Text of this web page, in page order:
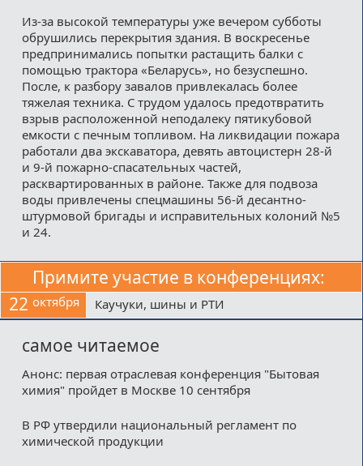
Из-за высокой температуры уже вечером субботы
обрушились перекрытия здания. В воскресенье
предпринимались попытки растащить балки с
помощью трактора «Беларусь», но безуспешно.
После, к разбору завалов привлекалась более
тяжелая техника. С трудом удалось предотвратить
взрыв расположенной неподалеку пятикубовой
емкости с печным топливом. На ликвидации пожара
работали два экскаватора, девять автоцистерн 28-й
и 9-й пожарно-спасательных частей,
расквартированных в районе. Также для подвоза
воды привлечены спецмашины 56-й десантно-
штурмовой бригады и исправительных колоний №5
и 24.
Примите участие в конференциях:
22 октября Каучуки, шины и РТИ
самое читаемое
Анонс: первая отраслевая конференция "Бытовая
химия" пройдет в Москве 10 сентября
В РФ утвердили национальный регламент по
химической продукции